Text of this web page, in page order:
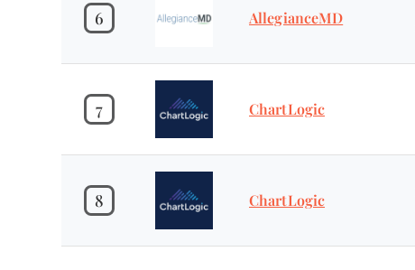
6 AllegianceMD
7 ChartLogic
8 ChartLogic